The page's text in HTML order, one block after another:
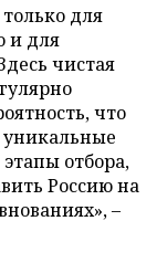
для
и для
чистая
что
уникальные
отбора,
Россию на
–